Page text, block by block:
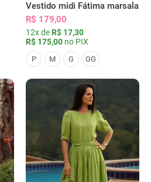
Vestido midi Fátima marsala
R$ 179,00
12x de R$ 17,30
R$ 175,00 no PIX
P M G GG